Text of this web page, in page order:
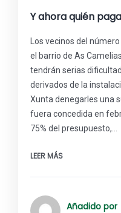
Y ahora quién
Los vecinos del
el barrio de As
tendrán serias
derivados de la
Xunta denegarles una
fuera concedida en
75% del presupuesto,…
LEER MÁS
Añadido por